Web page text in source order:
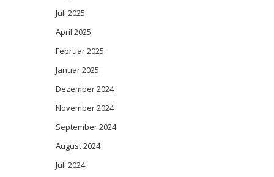
Juli 2025
April 2025
Februar 2025
Januar 2025
Dezember 2024
November 2024
September 2024
August 2024
Juli 2024